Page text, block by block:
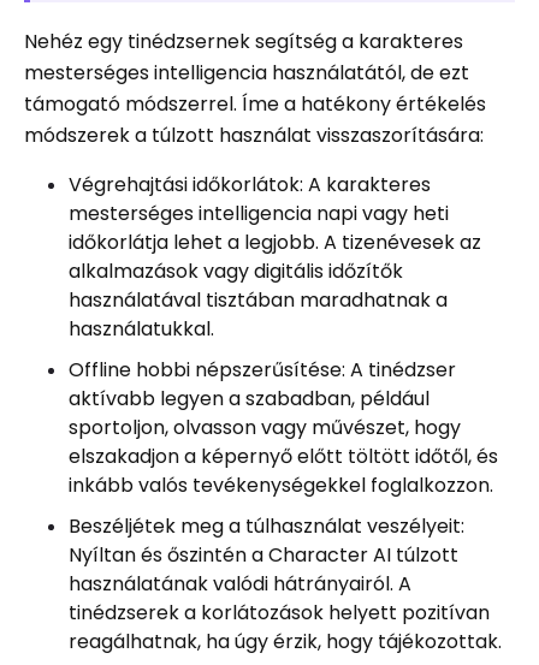
Nehéz egy tinédzsernek segítség a karakteres
mesterséges intelligencia használatától, de ezt
támogató módszerrel. Íme a hatékony értékelés
módszerek a túlzott használat visszaszorítására:
Végrehajtási időkorlátok: A karakteres
mesterséges intelligencia napi vagy heti
időkorlátja lehet a legjobb. A tizenévesek az
alkalmazások vagy digitális időzítők
használatával tisztában maradhatnak a
használatukkal.
Offline hobbi népszerűsítése: A tinédzser
aktívabb legyen a szabadban, például
sportoljon, olvasson vagy művészet, hogy
elszakadjon a képernyő előtt töltött időtől, és
inkább valós tevékenységekkel foglalkozzon.
Beszéljétek meg a túlhasználat veszélyeit:
Nyíltan és őszintén a Character AI túlzott
használatának valódi hátrányairól. A
tinédzserek a korlátozások helyett pozitívan
reagálhatnak, ha úgy érzik, hogy tájékozottak.